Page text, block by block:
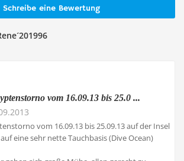
Schreibe eine Bewertung
vom 16.09.13 bis 25.0 ...
vom 16.09.13 bis 25.09.13 auf der Insel
eine sehr nette Tauchbasis (Dive Ocean)